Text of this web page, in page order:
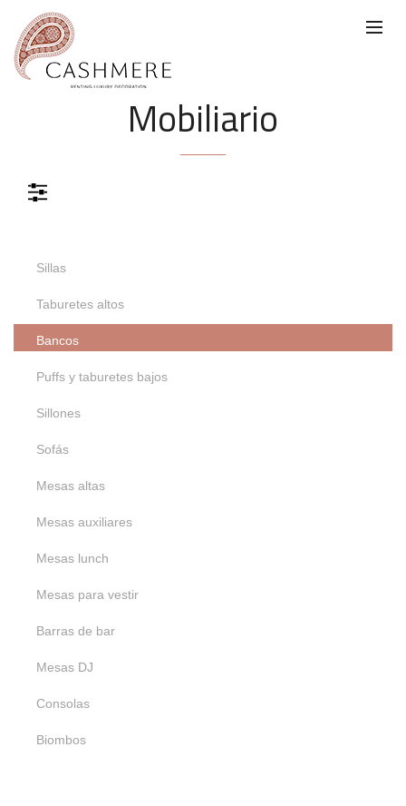
Mobiliario
Gris
Negro Marrón
Morado
Sillas
Taburetes altos
Bancos
Puffs y taburetes bajos
Sillones
Sofás
Mesas altas
Mesas auxiliares
Mesas lunch
Mesas para vestir
Barras de bar
Mesas DJ
Consolas
Biombos